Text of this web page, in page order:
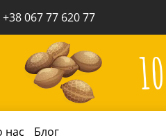
+38 067 77 620 77
нас Блог